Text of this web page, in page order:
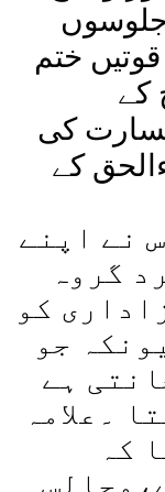
ختم
کے
کی
کے
نے اپنے
گروہ
کو
جو
ہے
۔علامہ
کہ